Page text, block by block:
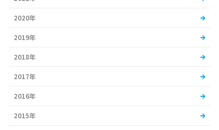
2020年
2019年
2018年
2017年
2016年
2015年